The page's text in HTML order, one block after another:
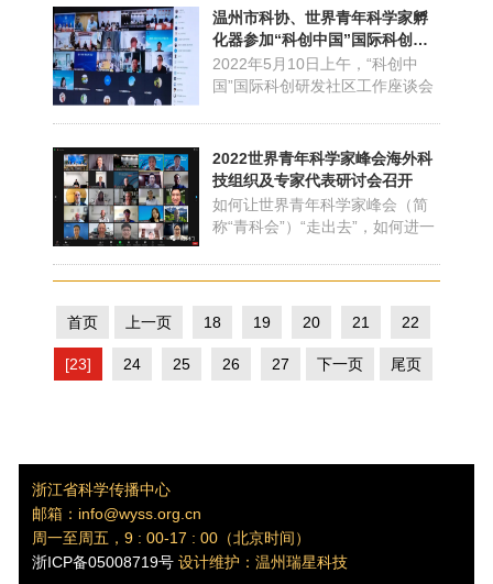
全世界所有在战争中死难的儿
童，反对虐杀和毒害儿童，以及
保障儿童权利。International
Children's Day (a...
温州市科协、世界青年科学家孵
化器参加“科创中国”国际科创研
发社区工作座谈会
2022年5月10日上午，“科创中
国”国际科创研发社区工作座谈会
国科协党组成员兼国际合作部部
长、中国国际科技交流中心主任
罗晖出席座谈会并讲话。南京
市、深圳市、青岛市、宁波市4个
国际科创研发社区介绍了试点情
况，中国科协人才和培训服务...
2022世界青年科学家峰会海外科
技组织及专家代表研讨会召开
如何让世界青年科学家峰会（简
称“青科会”）“走出去”，如何进一
展与海外科技组织的联系交往渠
省科协执委办联合中欧创新创业
式，分两场召开了2022青科会海
首页 上一页 18 19 20 21 22
[23] 24 25 26 27 下一页 尾页
浙江省科学传播中心
邮箱：info@wyss.org.cn
周一至周五，9 : 00-17 : 00（北京时间）
浙ICP备05008719号 设计维护：温州瑞星科技